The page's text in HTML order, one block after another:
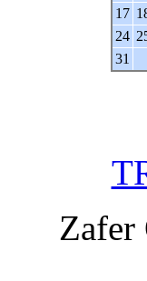
17
24
31
Zafer